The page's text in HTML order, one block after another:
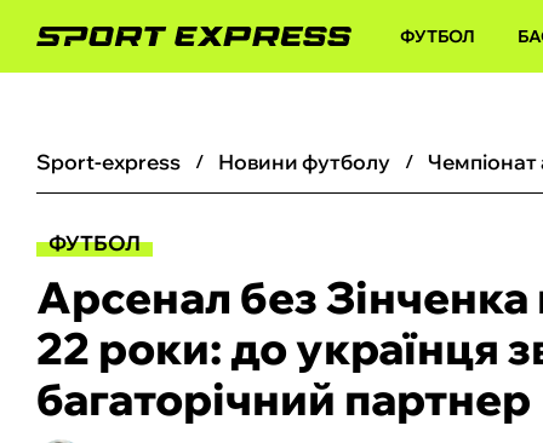
ФУТБОЛ
sport-express новини футболу
ФУТБОЛ
Арсенал без
22 роки: до українця
багаторічний партнер